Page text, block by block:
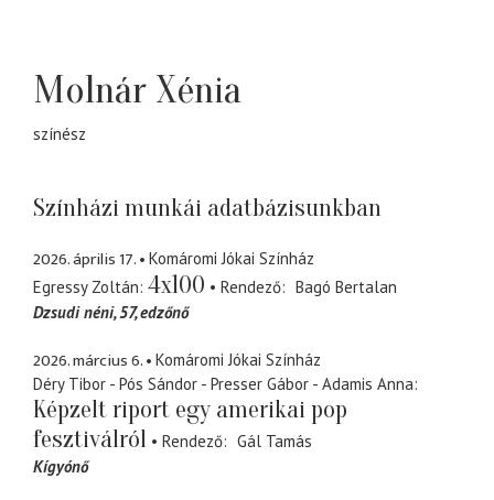
Molnár Xénia
színész
Színházi munkái adatbázisunkban
2026. április 17.
Komáromi Jókai Színház
Egressy Zoltán 4x100 Rendező
Bagó Bertalan
Dzsudi néni 57, edzőnő
2026. március 6.
Komáromi Jókai Színház
Déry Tibor - Pós Sándor - Presser Gábor - Adamis Anna
Képzelt riport egy amerikai pop
fesztiválról
Rendező
Gál Tamás
Kígyónő